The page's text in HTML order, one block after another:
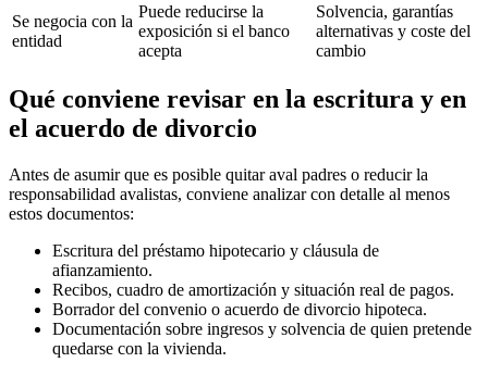
Se negocia con la
entidad
Puede reducirse la
exposición si el banco
acepta
Solvencia, garantías
alternativas y coste del
cambio
Qué conviene revisar en la escritura y en
el acuerdo de divorcio
Antes de asumir que es posible quitar aval padres o reducir la
responsabilidad avalistas, conviene analizar con detalle al menos
estos documentos:
Escritura del préstamo hipotecario y cláusula de
afianzamiento.
Recibos, cuadro de amortización y situación real de pagos.
Borrador del convenio o acuerdo de divorcio hipoteca.
Documentación sobre ingresos y solvencia de quien pretende
quedarse con la vivienda.